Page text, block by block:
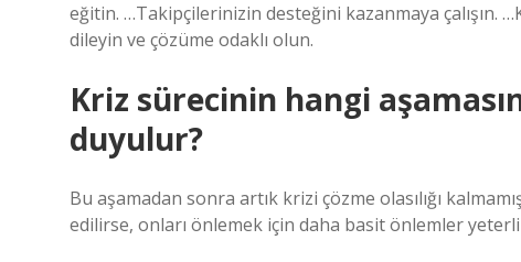
eğitin. …Takipçilerinizin desteğini kazanmaya çalışın.
dileyin ve çözüme odaklı olun.
Kriz sürecinin hangi
duyulur?
Bu aşamadan sonra artık krizi çözme olasılığı
edilirse, onları önlemek için daha basit önlemler